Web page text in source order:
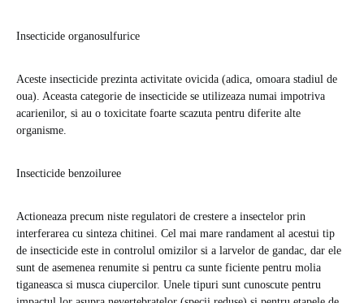
Insecticide organosulfurice
Aceste insecticide prezinta activitate ovicida (adica, omoara stadiul de
oua). Aceasta categorie de insecticide se utilizeaza numai impotriva
acarienilor, si au o toxicitate foarte scazuta pentru diferite alte
organisme.
Insecticide benzoiluree
Actioneaza precum niste regulatori de crestere a insectelor prin
interferarea cu sinteza chitinei. Cel mai mare randament al acestui tip
de insecticide este in controlul omizilor si a larvelor de gandac, dar ele
sunt de asemenea renumite si pentru ca sunte ficiente pentru molia
tiganeasca si musca ciupercilor. Unele tipuri sunt cunoscute pentru